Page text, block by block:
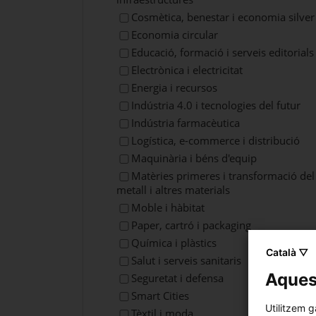
Cosmètica, benestar i economia silver
Economia circular
Educació, formació i serveis editorials
Electrònica i electricitat
Energia i recursos
Indústria 4.0 i tecnologies del futur
Indústria farmacèutica
Logística, e-commerce i distribució
Maquinària i béns d'equip
Matèries primeres i transformació del
metall i altres materials
Moble i hàbitat
Paper, cartró i packaging
Química i plàstics
Salut i serveis sanitaris
Seguretat i defensa
Smart Cities
Tèxtil i moda
Català ▽
Utilitzem